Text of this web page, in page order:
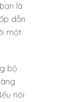
là
dẫn
một
bộ
nói